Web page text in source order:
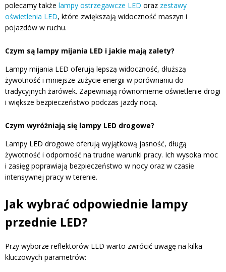
polecamy także lampy ostrzegawcze LED oraz zestawy
oświetlenia LED, które zwiększają widoczność maszyn i
pojazdów w ruchu.
Czym są lampy mijania LED i jakie mają zalety?
Lampy mijania LED oferują lepszą widoczność, dłuższą
żywotność i mniejsze zużycie energii w porównaniu do
tradycyjnych żarówek. Zapewniają równomierne oświetlenie drogi
i większe bezpieczeństwo podczas jazdy nocą.
Czym wyróżniają się lampy LED drogowe?
Lampy LED drogowe oferują wyjątkową jasność, długą
żywotność i odporność na trudne warunki pracy. Ich wysoka moc
i zasięg poprawiają bezpieczeństwo w nocy oraz w czasie
intensywnej pracy w terenie.
Jak wybrać odpowiednie lampy
przednie LED?
Przy wyborze reflektorów LED warto zwrócić uwagę na kilka
kluczowych parametrów: